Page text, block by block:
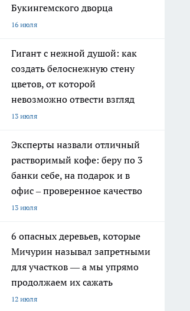
Букингемского дворца
16 июля
Гигант с нежной душой: как
создать белоснежную стену
цветов, от которой
невозможно отвести взгляд
13 июля
Эксперты назвали отличный
растворимый кофе: беру по 3
банки себе, на подарок и в
офис – проверенное качество
13 июля
6 опасных деревьев, которые
Мичурин называл запретными
для участков — а мы упрямо
продолжаем их сажать
12 июля